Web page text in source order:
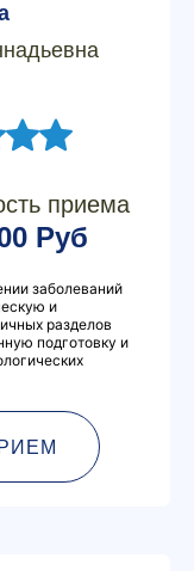
приема
Руб
заболеваний
и
разделов
подготовку и